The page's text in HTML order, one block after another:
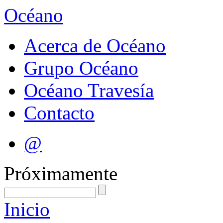
Océano
Acerca de Océano
Grupo Océano
Océano Travesía
Contacto
@
Próximamente
Inicio